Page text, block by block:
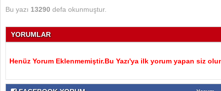
Bu yazı 13290 defa okunmuştur.
YORUMLAR
Henüz Yorum Eklenmemiştir.Bu Yazı'ya ilk yorum yapan siz